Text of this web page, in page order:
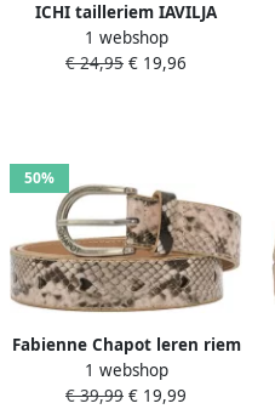
ICHI tailleriem IAVILJA
naturel zwart
1 webshop
€ 24,95 € 19,96
50%
Fabienne Chapot leren riem
Cut it Out Heart met
slangenprint beige
1 webshop
€ 39,99 € 19,99